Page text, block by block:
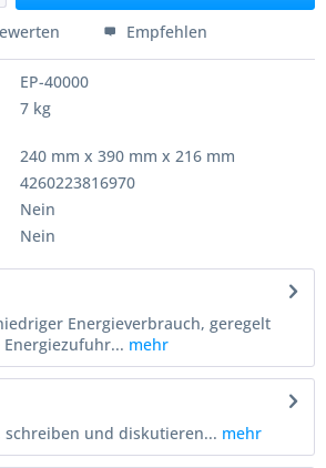
Empfehlen
EP-40000
7 kg
240 mm x 390 mm x 216 mm
4260223816970
Nein
Nein
Energieverbrauch, geregelt
mehr
schreiben und diskutieren... mehr